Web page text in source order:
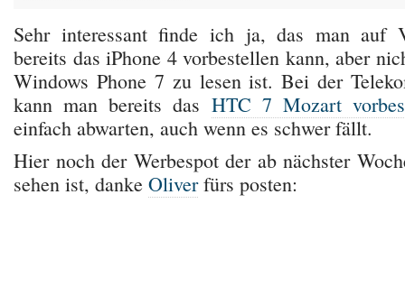
Sehr interessant finde ich ja, das man auf
bereits das iPhone 4 vorbestellen kann, aber
Windows Phone 7 zu lesen ist. Bei der
kann man bereits das HTC 7 Mozart
einfach abwarten, auch wenn es schwer fällt.
Hier noch der Werbespot der ab nächster
sehen ist, danke Oliverfürs posten: